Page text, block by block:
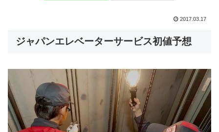
2017.03.17
ジャパンエレベーターサービス初値予想